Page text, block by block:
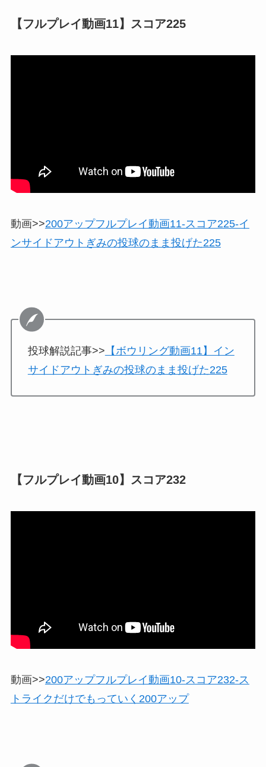
【フルプレイ動画11】スコア225
動画>>200アップフルプレイ動画11-スコア225-イ
ンサイドアウトぎみの投球のまま投げた225
投球解説記事>> 【ボウリング動画11】イン
サイドアウトぎみの投球のまま投げた225
【フルプレイ動画10】スコア232
動画>>200アップフルプレイ動画10-スコア232-ス
トライクだけでもっていく200アップ